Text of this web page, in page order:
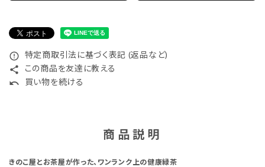
error_outline 特定商取引法に基づく表記 (返品など)
share この商品を友達に教える
undo 買い物を続ける
商品説明
きのこ屋とお茶屋が作った、ワンランク上の健康緑茶